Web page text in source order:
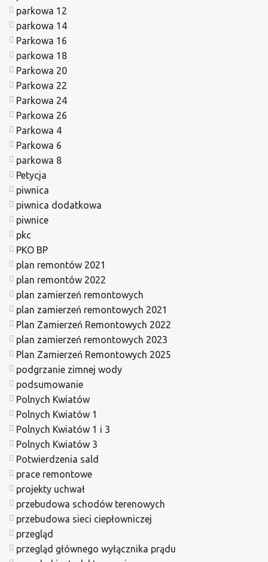
parkowa 12
parkowa 14
Parkowa 16
parkowa 18
Parkowa 20
Parkowa 22
Parkowa 24
Parkowa 26
Parkowa 4
Parkowa 6
parkowa 8
Petycja
piwnica
piwnica dodatkowa
piwnice
pkc
PKO BP
plan remontów 2021
plan remontów 2022
plan zamierzeń remontowych
plan zamierzeń remontowych 2021
Plan Zamierzeń Remontowych 2022
plan zamierzeń remontowych 2023
Plan Zamierzeń Remontowych 2025
podgrzanie zimnej wody
podsumowanie
Polnych Kwiatów
Polnych Kwiatów 1
Polnych Kwiatów 1 i 3
Polnych Kwiatów 3
Potwierdzenia sald
prace remontowe
projekty uchwał
przebudowa schodów terenowych
przebudowa sieci ciepłowniczej
przegląd
przegląd głównego wyłącznika prądu